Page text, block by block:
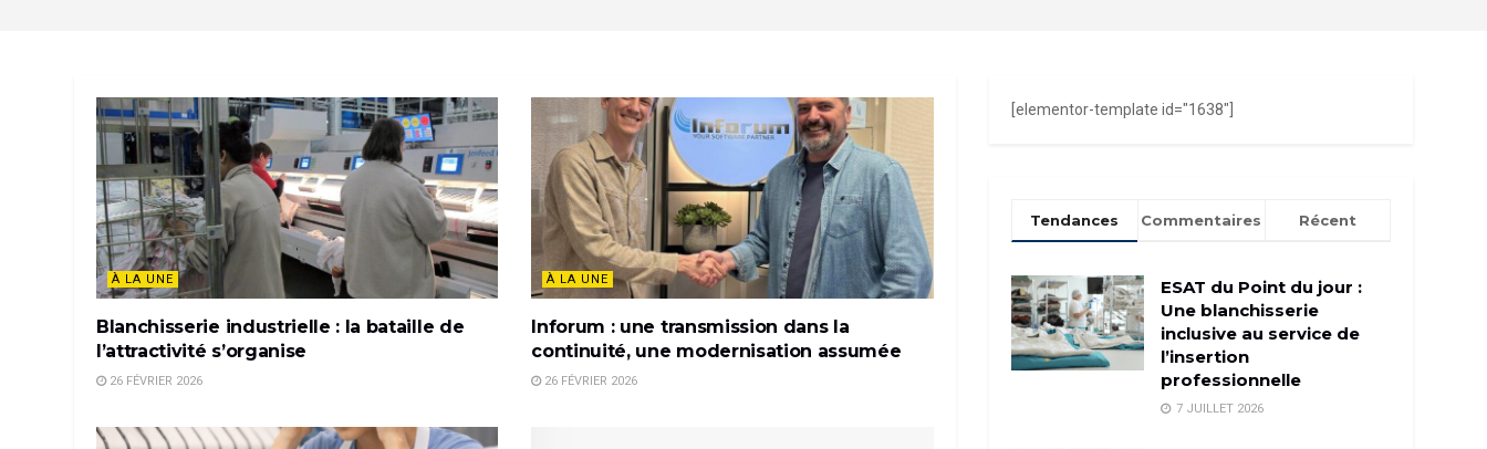
À LA UNE
Blanchisserie industrielle : la bataille de
l’attractivité s’organise
26 FÉVRIER 2026
À LA UNE
Inforum : une transmission dans la
continuité, une modernisation assumée
26 FÉVRIER 2026
[elementor-template id="1638"]
Tendances Commentaires Récent
ESAT du Point du jour :
Une blanchisserie
inclusive au service de
l’insertion
professionnelle
7 JUILLET 2026